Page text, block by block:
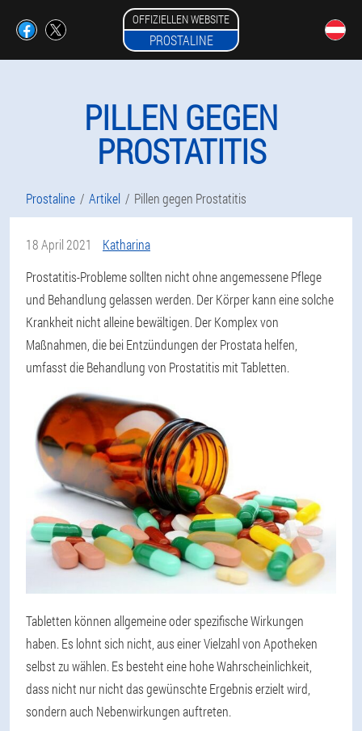
OFFIZIELLEN WEBSITE
PROSTALINE
PILLEN GEGEN
PROSTATITIS
Prostaline Artikel Pillen gegen Prostatitis
18 April 2021
Katharina
Prostatitis-Probleme sollten nicht ohne angemessene Pflege
und Behandlung gelassen werden. Der Körper kann eine solche
Krankheit nicht alleine bewältigen. Der Komplex von
Maßnahmen, die bei Entzündungen der Prostata helfen,
umfasst die Behandlung von Prostatitis mit Tabletten.
Tabletten können allgemeine oder spezifische Wirkungen
haben. Es lohnt sich nicht, aus einer Vielzahl von Apotheken
selbst zu wählen. Es besteht eine hohe Wahrscheinlichkeit,
dass nicht nur nicht das gewünschte Ergebnis erzielt wird,
sondern auch Nebenwirkungen auftreten.